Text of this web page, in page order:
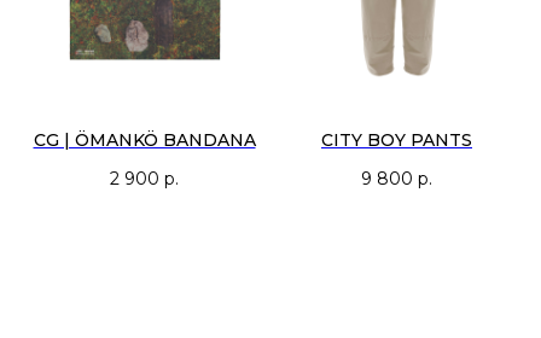
CG | ÖMANKÖ BANDANA
2 900 р.
CITY BOY PANTS
9 800 р.